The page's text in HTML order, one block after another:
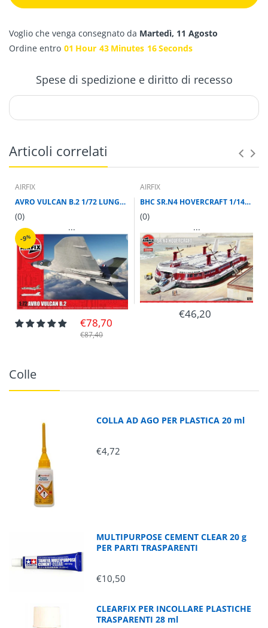
Voglio che venga consegnato da Martedì, 11 Agosto
Ordine entro 01 Hour 43 Minutes 16Seconds
Spese di spedizione e diritto di recesso
Articoli correlati
AIRFIX
AVRO VULCAN B.2 1/72 LUNGH 450 mm
(0)
...
-9%
€78,70
€87,40
AIRFIX
BHC SR.N4 HOVERCRAFT 1/144 LUNGH 272 mm
(0)
...
€46,20
Colle
COLLA AD AGO PER PLASTICA 20 ml
€4,72
MULTIPURPOSE CEMENT CLEAR 20 g
PER PARTI TRASPARENTI
€10,50
CLEARFIX PER INCOLLARE PLASTICHE
TRASPARENTI 28 ml